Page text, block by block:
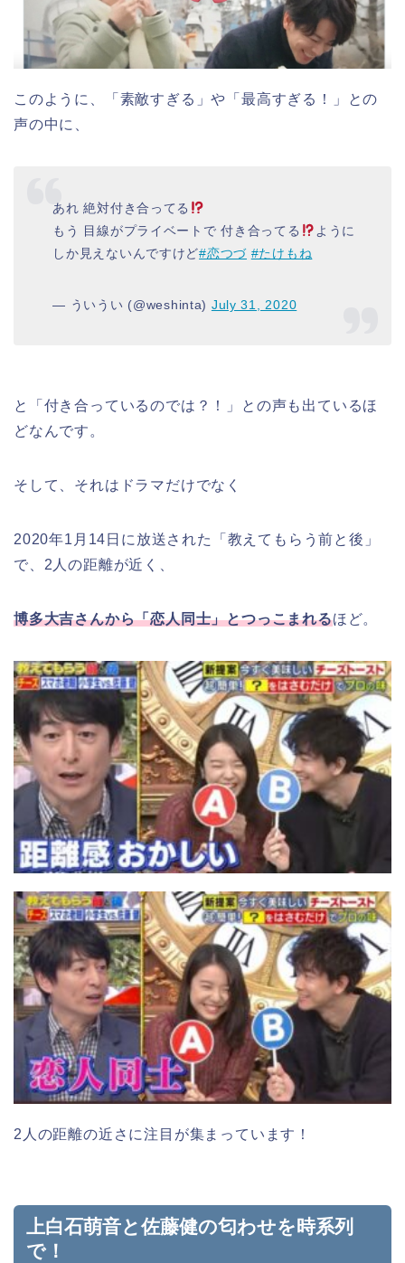
このように、「素敵すぎる」や「最高すぎる！」との
声の中に、
あれ 絶対付き合ってる
もう 目線がプライベートで 付き合ってる
ように
しか見えないんですけど#恋つづ #たけもね
— ういうい (@weshinta) July 31, 2020
と「付き合っているのでは？！」との声も出ているほ
どなんです。
そして、それはドラマだけでなく
2020年1月14日に放送された「教えてもらう前と後」
で、2人の距離が近く、
博多大吉さんから「恋人同士」とつっこまれるほど。
2人の距離の近さに注目が集まっています！
上白石萌音と佐藤健の匂わせを時系列
で！